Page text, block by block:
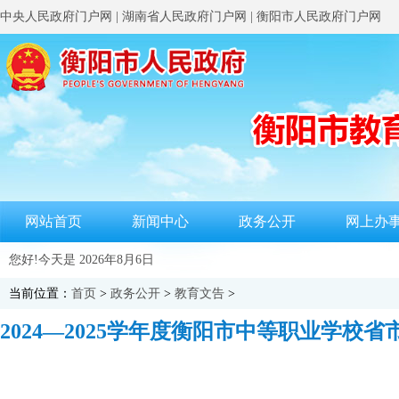
中央人民政府门户网 湖南省人民政府门户网 衡阳市人民政府门户网
网站首页 新闻中心 政务公开 网上办
您好!今天是 2026年8月6日
当前位置： 首页 > 政务公开 > 教育文告 >
2024—2025学年度衡阳市中等职业学校省